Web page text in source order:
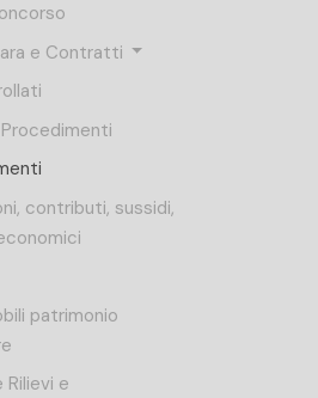
e Contratti
contributi, sussidi,
patrimonio
Rilievi e